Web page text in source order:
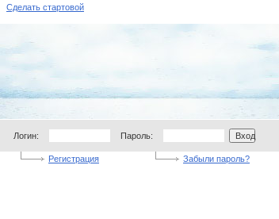
Сделать стартовой
Логин: Пароль: Вход
Регистрация Забыли пароль?